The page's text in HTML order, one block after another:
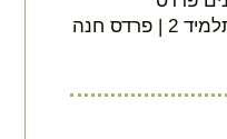
חנה-כרכור | שביל התלמיד 2 | פרדס חנה